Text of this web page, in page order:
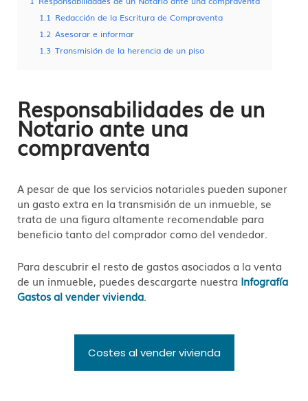
1.1 Redacción de la Escritura de Compraventa
1.2 Asesorar e informar
1.3 Transmisión de la herencia de un piso
Responsabilidades de un
Notario ante una
compraventa
A pesar de que los servicios notariales pueden suponer
un gasto extra en la transmisión de un inmueble, se
trata de una figura altamente recomendable para
beneficio tanto del comprador como del vendedor.
Para descubrir el resto de gastos asociados a la venta
de un inmueble, puedes descargarte nuestra Infografía
Gastos al vender vivienda
Costes al vender vivienda